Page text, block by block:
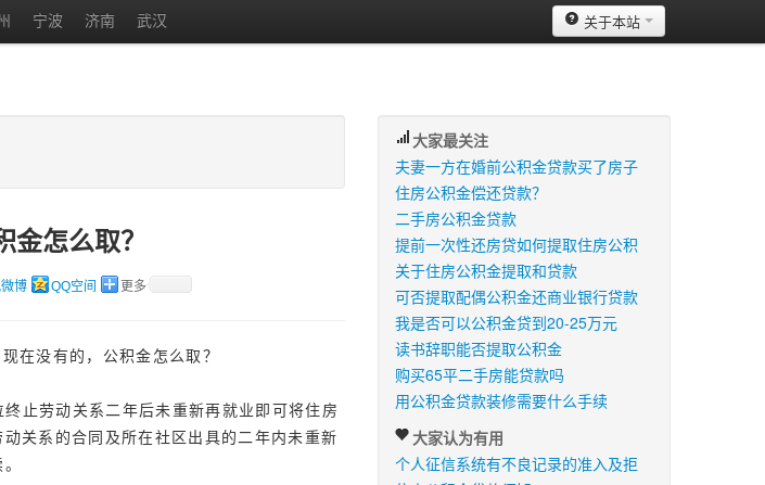
关于本站
宁波 济南 武汉
怎么取？
博 QQ空间 更多
在没有的，公积金怎么取？
止劳动关系二年后未重新再就业即可将住房
关系的合同及所在社区出具的二年内未重新
大家最关注
夫妻一方在婚前公积金贷款买了房子
住房公积金偿还贷款？
二手房公积金贷款
提前一次性还房贷如何提取住房公积
关于住房公积金提取和贷款
可否提取配偶公积金还商业银行贷款
我是否可以公积金贷到20-25万元
读书辞职能否提取公积金
购买65平二手房能贷款吗
用公积金贷款装修需要什么手续
大家认为有用
个人征信系统有不良记录的准入及拒